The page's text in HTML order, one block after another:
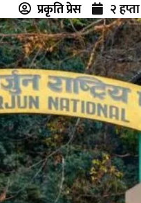
प्रकृति प्रेस २ हप्ता